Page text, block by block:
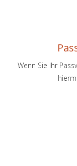
Wenn Sie Ihr